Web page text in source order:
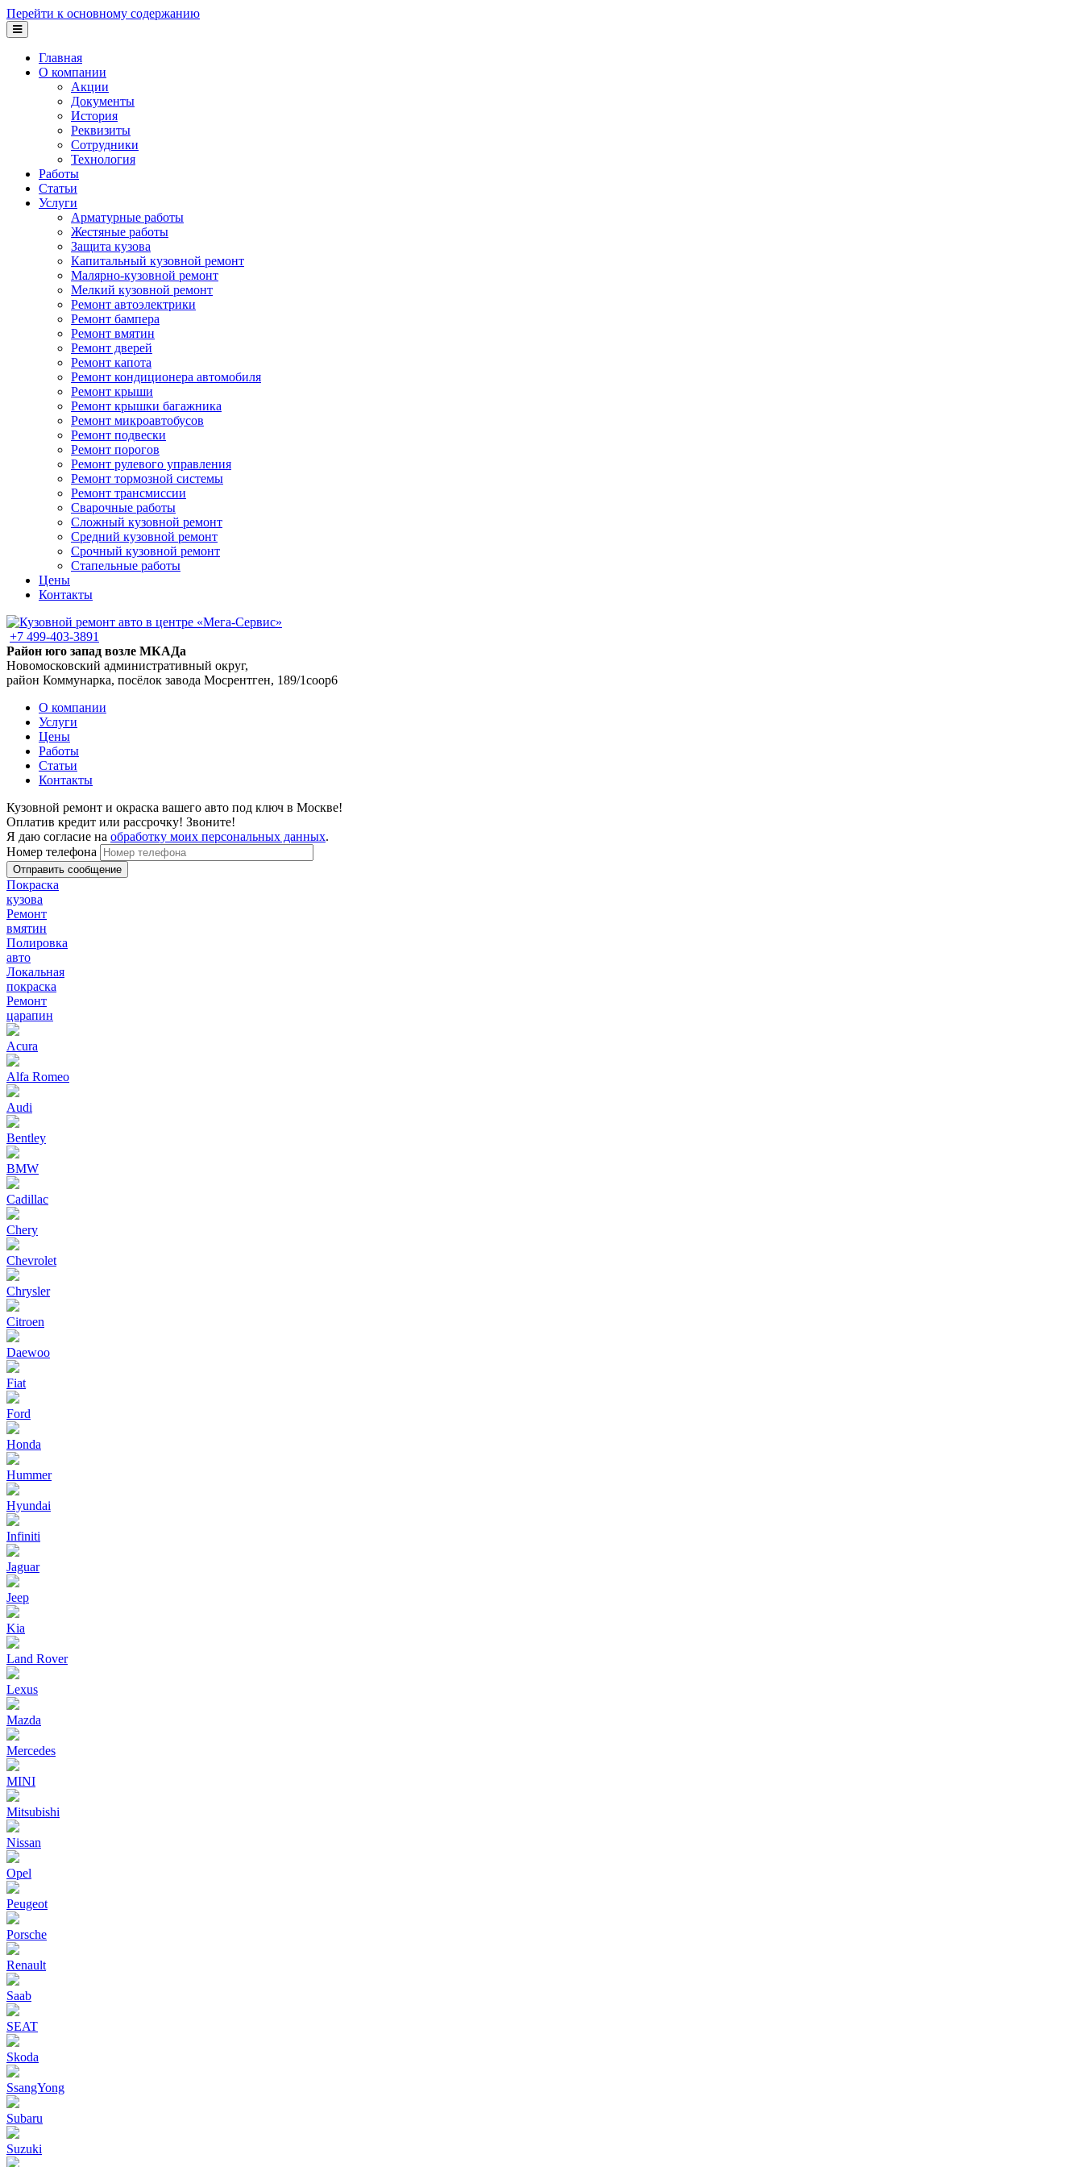
Перейти к основному содержанию
Главная
О компании
Акции
Документы
История
Реквизиты
Сотрудники
Технология
Работы
Статьи
Услуги
Арматурные работы
Жестяные работы
Защита кузова
Капитальный кузовной ремонт
Малярно-кузовной ремонт
Мелкий кузовной ремонт
Ремонт автоэлектрики
Ремонт бампера
Ремонт вмятин
Ремонт дверей
Ремонт капота
Ремонт кондиционера автомобиля
Ремонт крыши
Ремонт крышки багажника
Ремонт микроавтобусов
Ремонт подвески
Ремонт порогов
Ремонт рулевого управления
Ремонт тормозной системы
Ремонт трансмиссии
Сварочные работы
Сложный кузовной ремонт
Средний кузовной ремонт
Срочный кузовной ремонт
Стапельные работы
Цены
Контакты
+7 499-403-3891
Район юго запад возле МКАДа
Новомосковский административный округ,
район Коммунарка, посёлок завода Мосрентген, 189/1соор6
О компании
Услуги
Цены
Работы
Статьи
Контакты
Кузовной ремонт и окраска вашего авто под ключ в Москве!
Оплатив кредит или рассрочку! Звоните!
Я даю согласие на обработку моих персональных данных.
Номер телефона
Покраска
кузова
Ремонт
вмятин
Полировка
авто
Локальная
покраска
Ремонт
царапин
Acura
Alfa Romeo
Audi
Bentley
BMW
Cadillac
Chery
Chevrolet
Chrysler
Citroen
Daewoo
Fiat
Ford
Honda
Hummer
Hyundai
Infiniti
Jaguar
Jeep
Kia
Land Rover
Lexus
Mazda
Mercedes
MINI
Mitsubishi
Nissan
Opel
Peugeot
Porsche
Renault
Saab
SEAT
Skoda
SsangYong
Subaru
Suzuki